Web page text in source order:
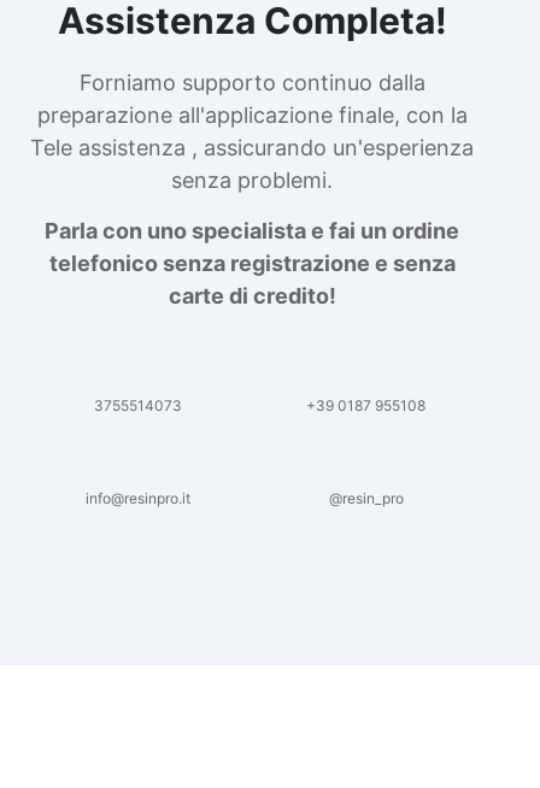
Assistenza Completa!
Forniamo supporto continuo dalla
preparazione all'applicazione finale, con la
Tele assistenza , assicurando un'esperienza
senza problemi.
Parla con uno specialista e fai un ordine
telefonico senza registrazione e senza
carte di credito!
3755514073 +39 0187 955108
info@resinpro.it @resin_pro